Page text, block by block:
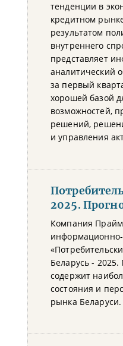
тенденции в
кредитном
результатом
внутреннего
представляет
аналитический
за первый
хорошей базой
возможностей,
решений,
и управления
2025.
Компания
Беларусь - 2025.
содержит
состояния и
рынка Беларуси.